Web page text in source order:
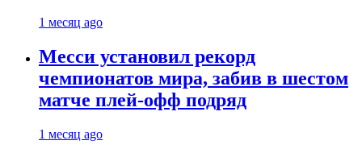
1 месяц ago
Месси установил рекорд
чемпионатов мира, забив в шестом
матче плей‑офф подряд
1 месяц ago